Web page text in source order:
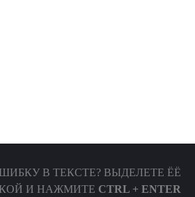
В ТЕКСТЕ? ВЫДЕЛЕТЕ ЁЁ
И НАЖМИТЕ CTRL + ENTER